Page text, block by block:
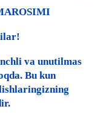
va unutilmas
Bu kun